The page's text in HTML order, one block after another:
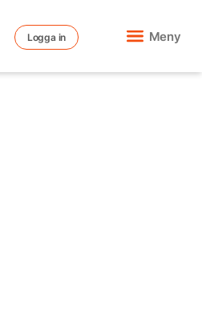
Logga in Meny